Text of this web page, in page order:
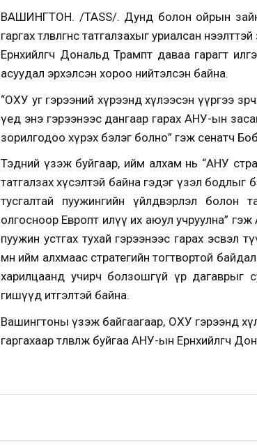
ВАШИНГТОН. /TASS/. Дунд болон ойрын
гаргах төлөвлөгөөнөөсөө татгалзахыг уриалсан
Ерөнхийлөгч Дональд Трампт даваа гарагт
асуудал эрхэлсэн хороо нийтэлсэн байна.
“ОХУ уг гэрээний хүрээнд хүлээсэн үүргээ
үед энэ гэрээнээс дангаар гарах АНУ-ын
зорилгодоо хүрэх бэлэг болно” гэж сенатч
Тэдний үзэж буйгаар, ийм алхам нь “АНУ
татгалзах хүсэлтэй байна гэдэг үзэл
тусгалтай пуужингийн үйлдвэрлэл болон
олгосноор Европт илүү их аюул учруулна”
пуужин устгах тухай гэрээнээс гарах эсвэл
өмнө ийм алхмаас стратегийн тогтвортой
харилцаанд учирч болзошгүй үр дагаврыг
гишүүд итгэлтэй байна.
Вашингтоны үзэж байгаагаар, ОХУ гэрээнд
гаргахаар төлөвлөж буйгаа АНУ-ын